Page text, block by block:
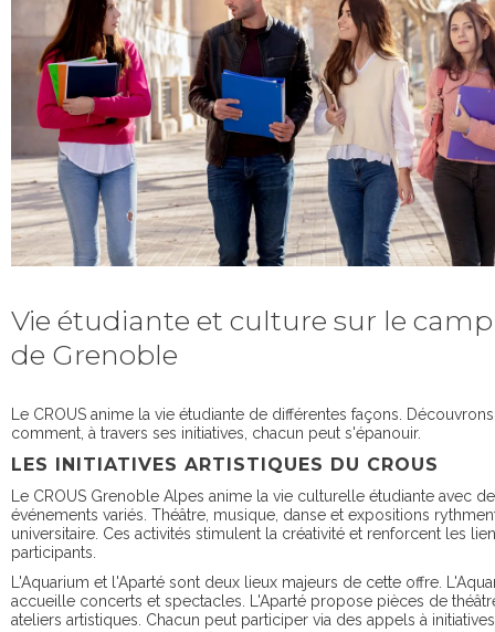
Vie étudiante et culture sur le
de Grenoble
Le CROUS anime la vie étudiante de différentes façons. Découvrons
comment, à travers ses initiatives, chacun peut s'épanouir.
LES INITIATIVES ARTISTIQUES DU CROUS
Le CROUS Grenoble Alpes anime la vie culturelle étudiante avec
événements variés. Théâtre, musique, danse et expositions
universitaire. Ces activités stimulent la créativité et renforcent les
participants.
L'Aquarium et l'Aparté sont deux lieux majeurs de cette offre.
accueille concerts et spectacles. L'Aparté propose pièces de
ateliers artistiques. Chacun peut participer via des appels à